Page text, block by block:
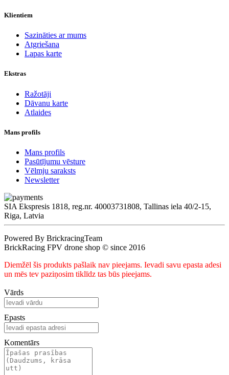
Klientiem
Sazināties ar mums
Atgriešana
Lapas karte
Ekstras
Ražotāji
Dāvanu karte
Atlaides
Mans profils
Mans profils
Pasūtījumu vēsture
Vēlmju saraksts
Newsletter
SIA Ekspresis 1818, reg.nr. 40003731808, Tallinas iela 40/2-15,
Riga, Latvia
Powered By BrickracingTeam
BrickRacing FPV drone shop © since 2016
Diemžēl šis produkts pašlaik nav pieejams. Ievadi savu epasta adesi
un mēs tev paziņosim tiklīdz tas būs pieejams.
Vārds
Epasts
Komentārs